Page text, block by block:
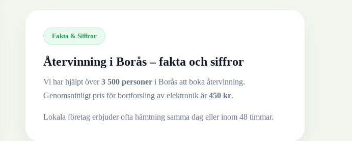
Fakta & Siffror
Återvinning i Borås– fakta och siffror
Vi har hjälpt över3 500 personer i Borås att boka återvinning.
Genomsnittligt pris för bortforsling av elektronik är450 kr.
Lokala företag erbjuder ofta hämtning samma dag eller inom 48 timmar.